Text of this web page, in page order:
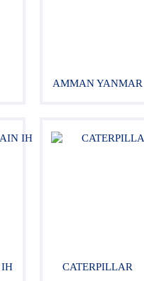
AMMAN YANMAR
IH CATERPILLAR